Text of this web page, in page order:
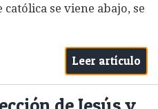
católica se viene abajo, se
Leer artículo